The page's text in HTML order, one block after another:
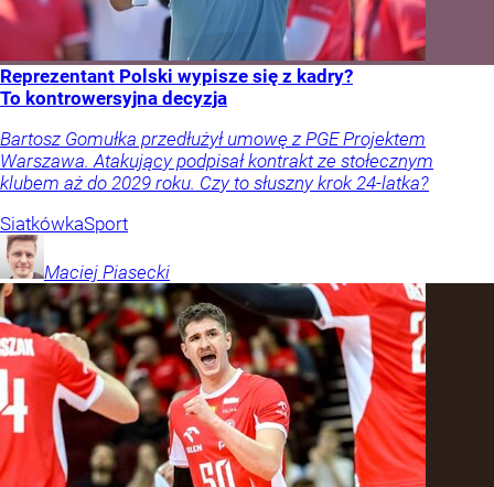
Reprezentant Polski wypisze się z kadry?
To kontrowersyjna decyzja
Bartosz Gomułka przedłużył umowę z PGE Projektem
Warszawa. Atakujący podpisał kontrakt ze stołecznym
klubem aż do 2029 roku. Czy to słuszny krok 24-latka?
SiatkówkaSport
Maciej Piasecki